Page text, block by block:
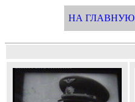
НА ГЛАВНУЮ